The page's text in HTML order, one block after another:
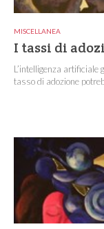
MISCELLANEA
I tassi di
L’intelligenza artificiale
tasso di adozione